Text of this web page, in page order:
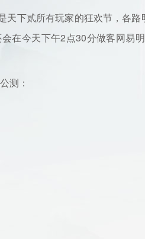
下贰所有玩家的狂欢节，各路
在今天下午2点30分做客网易
测：